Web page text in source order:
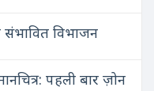
संभावित विभाजन
पहली बार ज़ोन